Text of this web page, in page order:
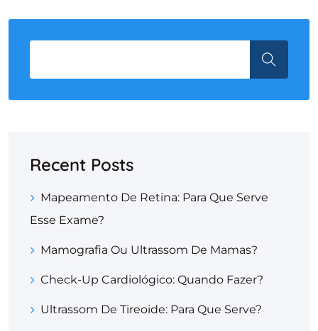
Recent Posts
Mapeamento De Retina: Para Que Serve
Esse Exame?
Mamografia Ou Ultrassom De Mamas?
Check-Up Cardiológico: Quando Fazer?
Ultrassom De Tireoide: Para Que Serve?